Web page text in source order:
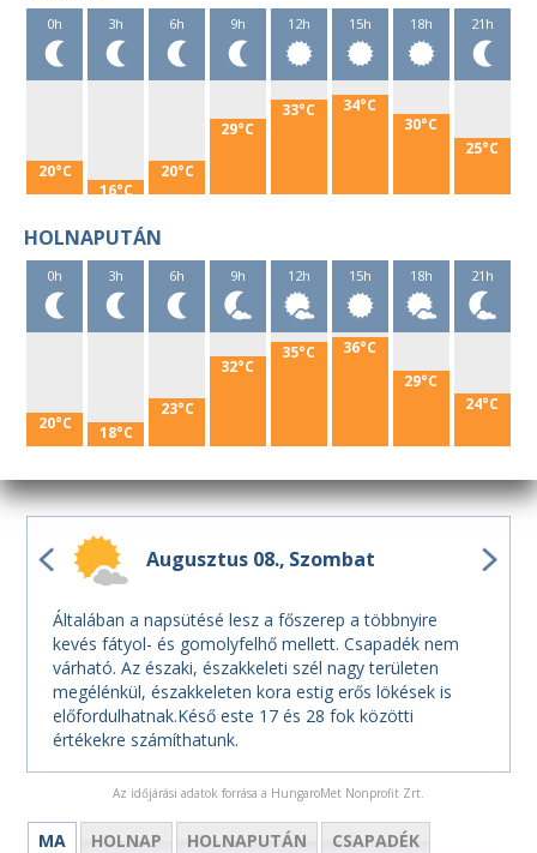
0h
20°C
3h
16°C
6h
20°C
9h
29°C
12h
33°C
15h
34°C
18h
30°C
21h
25°C
HOLNAPUTÁN
0h
20°C
3h
18°C
6h
23°C
9h
32°C
12h
35°C
15h
36°C
18h
29°C
21h
24°C
Augusztus 08. Szombat
Általában a napsütésé lesz a főszerep a többnyire
kevés fátyol- és gomolyfelhő mellett. Csapadék nem
várható. Az északi, északkeleti szél nagy területen
megélénkül, északkeleten kora estig erős lökések is
előfordulhatnak.Késő este 17 és 28 fok közötti
értékekre számíthatunk.
Az időjárási adatok forrása a HungaroMet Nonprofit Zrt.
MA HOLNAP HOLNAPUTÁN CSAPADÉK